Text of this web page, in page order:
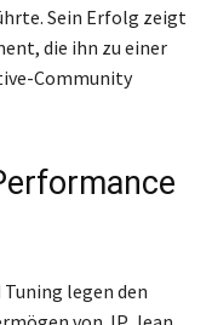
Sein Erfolg zeigt
die ihn zu einer
Community
legen den